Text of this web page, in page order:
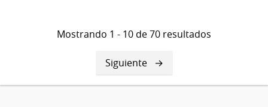
Mostrando 1 - 10 de 70 resultados
Siguiente
página
Siguiente